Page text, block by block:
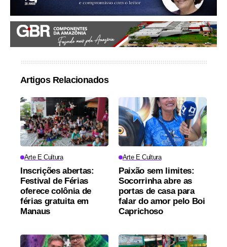
Artigos Relacionados
Arte E Cultura
Inscrições abertas:
Festival de Férias
oferece colônia de
férias gratuita em
Manaus
Arte E Cultura
Paixão sem limites:
Socorrinha abre as
portas de casa para
falar do amor pelo Boi
Caprichoso